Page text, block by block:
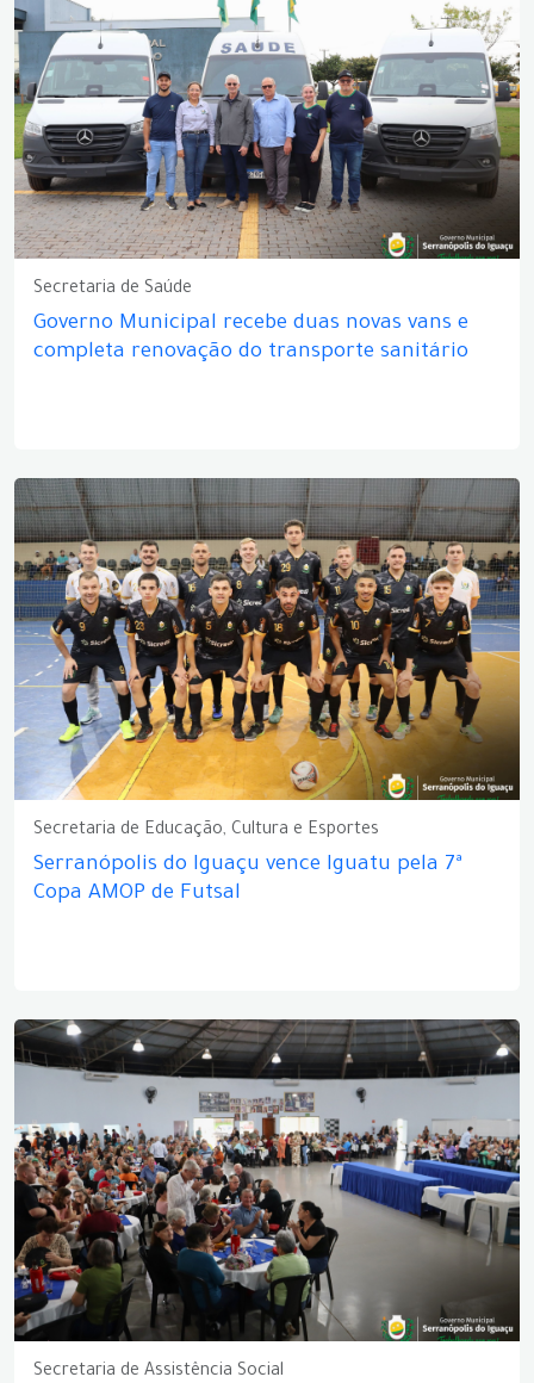
Secretaria de Saúde
Governo Municipal recebe duas novas vans e
completa renovação do transporte sanitário
Secretaria de Educação, Cultura e Esportes
Serranópolis do Iguaçu vence Iguatu pela 7ª
Copa AMOP de Futsal
Secretaria de Assistência Social